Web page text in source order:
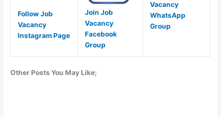
Follow Job
Vacancy
Instagram Page
Join Job
Vacancy
Facebook
Group
Vacancy
WhatsApp
Group
Other Posts You May Like;